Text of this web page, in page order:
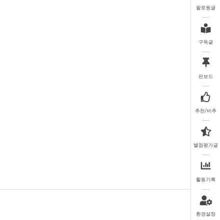
팔로윙글
구독글
핀보드
추천/비추
별점평가글
활동기록
환경설정